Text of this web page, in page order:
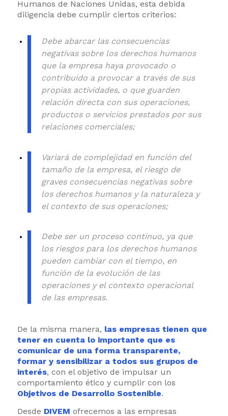
Humanos de Naciones Unidas, esta debida
diligencia debe cumplir ciertos criterios:
Debe abarcar las consecuencias
negativas sobre los derechos humanos
que la empresa haya provocado o
contribuido a provocar a través de sus
propias actividades, o que guarden
relación directa con sus operaciones,
productos o servicios prestados por sus
relaciones comerciales;
Variará de complejidad en función del
tamaño de la empresa, el riesgo de
graves consecuencias negativas sobre
los derechos humanos y la naturaleza y
el contexto de sus operaciones;
Debe ser un proceso continuo, ya que
los riesgos para los derechos humanos
pueden cambiar con el tiempo, en
función de la evolución de las
operaciones y el contexto operacional
de las empresas.
De la misma manera, las empresas tienen que
tener en cuenta lo importante que es
comunicar de una forma transparente,
formar y sensibilizar a todos sus grupos de
interés, con el objetivo de impulsar un
comportamiento ético y cumplir con los
Objetivos de Desarrollo Sostenible.
Desde DIVEM ofrecemos a las empresas